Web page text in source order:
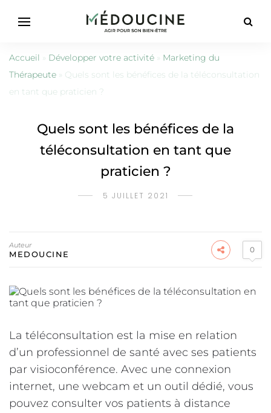
Accueil » Développer votre activité » Marketing du
Thérapeute » Quels sont les bénéfices de la téléconsultation
en tant que praticien ?
Quels sont les bénéfices de la
téléconsultation en tant que
praticien ?
5 JUILLET 2021
Auteur
MEDOUCINE 0
La téléconsultation est la mise en relation
d’un professionnel de santé avec ses patients
par visioconférence. Avec une connexion
internet, une webcam et un outil dédié, vous
pouvez consulter vos patients à distance